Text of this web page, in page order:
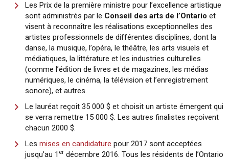
Les Prix de la première ministre pour l’excellence artistique
sont administrés par le Conseil des arts de l’Ontario et
visent à reconnaître les réalisations exceptionnelles des
artistes professionnels de différentes disciplines, dont la
danse, la musique, l’opéra, le théâtre, les arts visuels et
médiatiques, la littérature et les industries culturelles
(comme l’édition de livres et de magazines, les médias
numériques, le cinéma, la télévision et l’enregistrement
sonore), et autres.
Le lauréat reçoit 35 000 $ et choisit un artiste émergent qui
se verra remettre 15 000 $. Les autres finalistes reçoivent
chacun 2000 $.
Les mises en candidature pour 2017 sont acceptées
jusqu’au 1 erdécembre 2016. Tous les résidents de l’Ontario